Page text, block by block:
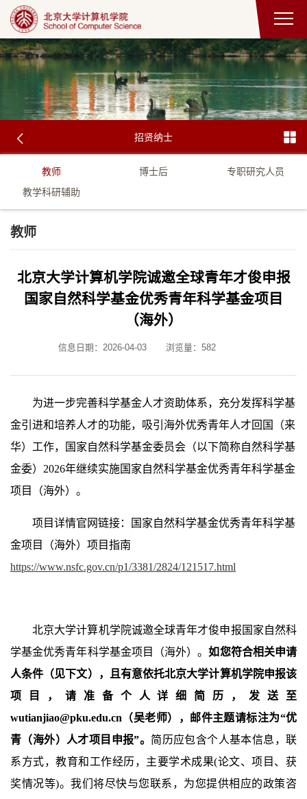
招贤纳士
教师 博士后
专职研究人员
教学科研辅助
教师
北京大学计算机学院诚邀全球青年才俊申报
国家自然科学基金优秀青年科学基金项目
（海外）
信息日期：2026-04-03 浏览量： 582
为进一步完善科学基金人才资助体系，充分发挥科学基
金引进和培养人才的功能，吸引海外优秀青年人才回国（来
华）工作，国家自然科学基金委员会（以下简称自然科学基
金委）2026年继续实施国家自然科学基金优秀青年科学基金
项目（海外）。
项目详情官网链接：
国家自然科学基金优秀青年科学基
金项目（海外）项目指南
https://www.nsfc.gov.cn/p1/3381/2824/121517.html
北京大学计算机学院诚邀全球青年才俊申报国家自然科
学基金优秀青年科学基金项目（海外）。如您符合相关申请
人条件（见下文），且有意依托北京大学计算机学院申报该
项目，请准备个人详细简历，发送至
wutianjiao@pku.edu.cn（吴老师），邮件主题请标注为“优
青（海外）人才项目申报”。 简历应包含个人基本信息，联
系方式，教育和工作经历，主要学术成果(论文、项目、获
奖情况等)。我们将尽快与您联系，为您提供相应的政策咨